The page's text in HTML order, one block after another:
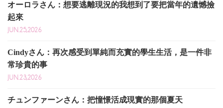
オーロラさん：想要逃離現況的我想到了要把當年的遺憾撿
起來
JUN.25,2026
Cindyさん：再次感受到單純而充實的學生生活，是一件非
常珍貴的事
JUN.23,2026
チュンファーンさん：把憧憬活成現實的那個夏天